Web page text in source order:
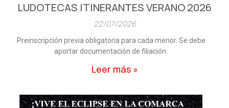
LUDOTECAS ITINERANTES VERANO 2026
22/07/2026
Preinscripción previa obligatoria para cada menor. Se debe
aportar documentación de filiación.
Leer más »